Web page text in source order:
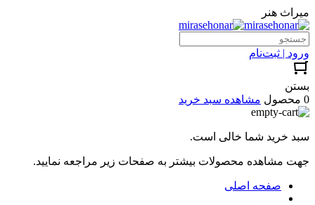
میراث هنر
ورود | ثبت‌نام
بستن
0 محصول
مشاهده سبد خرید
سبد خرید شما خالی است.
جهت مشاهده محصولات بیشتر به صفحات زیر مراجعه نمایید.
صفحه اصلی